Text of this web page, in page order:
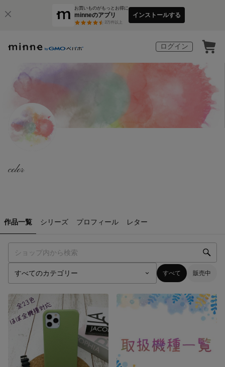
お買いものがもっとお得に
minneのアプリ
3万件以上
インストールする
ログイン
color
作品一覧 シリーズ プロフィール レター
すべて 販売中